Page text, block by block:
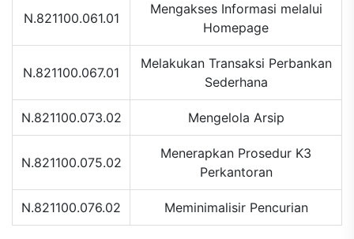
N.821100.061.01
Mengakses Informasi melalui
Homepage
N.821100.067.01
Melakukan Transaksi Perbankan
Sederhana
N.821100.073.02 Mengelola Arsip
N.821100.075.02
Menerapkan Prosedur K3
Perkantoran
N.821100.076.02 Meminimalisir Pencurian